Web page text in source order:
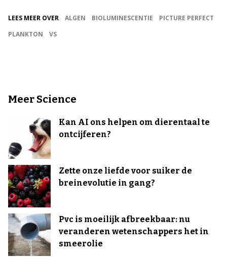
LEES MEER OVER ALGEN BIOLUMINESCENTIE
PICTURE PERFECT
PLANKTON
VS
Meer Science
Kan AI ons helpen om dierentaal te
ontcijferen?
Zette onze liefde voor suiker de
breinevolutie in gang?
Pvc is moeilijk afbreekbaar: nu
veranderen wetenschappers het in
smeerolie